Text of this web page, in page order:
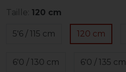
Taille: 120 cm
5'6 / 115 cm 120 cm
6'0 / 130 cm 6'0 / 135 cm